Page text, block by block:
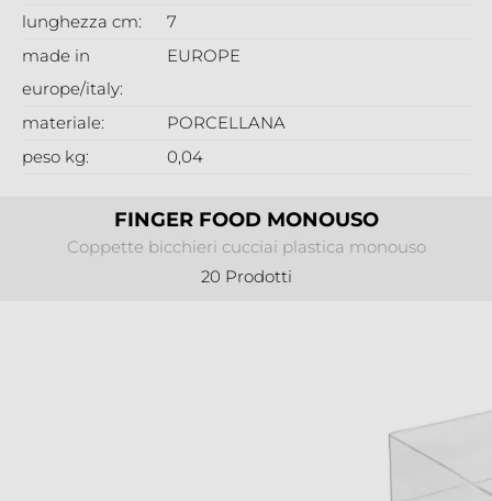
FINGER FOOD MONOUSO
Coppette bicchieri cucciai plastica monouso
20 Prodotti
lunghezza cm:
7
made in
europe/italy:
EUROPE
materiale:
PORCELLANA
peso kg:
0,04